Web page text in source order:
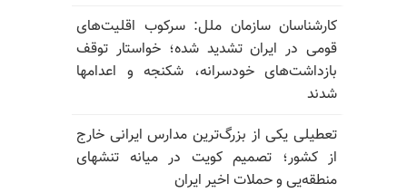
کارشناسان سازمان ملل: سرکوب اقلیت‌های
قومی در ایران تشدید شده؛ خواستار توقف
بازداشت‌های خودسرانه، شکنجه و اعدامها
شدند
تعطیلی یکی از بزرگ‌ترین مدارس ایرانی خارج
از کشور؛ تصمیم کویت در میانه تنشهای
منطقه‌یی و حملات اخیر ایران